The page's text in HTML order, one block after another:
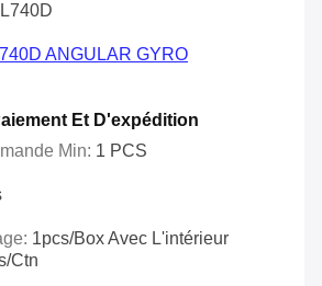
ANGULAR GYRO
Et D'expédition
Min: 1 PCS
1pcs/box Avec L'intérieur
ctn